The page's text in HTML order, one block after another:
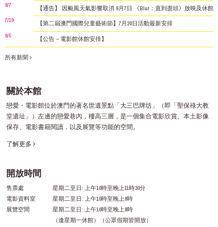
9/7
【通告】 因颱風天氣影響取消 9月7日 《Blur：直到盡頭》放映及休館
7/19
【第二屆澳門國際兒童藝術節】7月20日活動最新安排
9/5
【公告－電影館休館安排】
所有新聞
關於本館
戀愛・電影館位於澳門的著名世遺景點「大三巴牌坊」（即「聖保祿大教
堂遺址」）左邊的戀愛巷內，樓高三層，是一個集合電影欣賞、本土影像
保存、電影書籍閱讀，以及展覽等功能的空間。
了解更多
開放時間
售票處
星期二至日: 上午10時至晚上11時30分
電影資料室
星期二至日: 上午10時至晚上8時
展覽空間
星期二至日: 上午10時至晚上8時
（逢星期一休館）（公眾假期皆開放）